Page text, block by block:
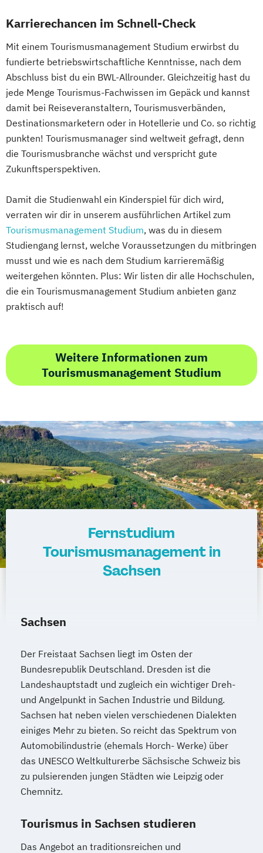
Karrierechancen im Schnell-Check
Mit einem Tourismusmanagement Studium erwirbst du
fundierte betriebswirtschaftliche Kenntnisse, nach dem
Abschluss bist du ein BWL-Allrounder. Gleichzeitig hast du
jede Menge Tourismus-Fachwissen im Gepäck und kannst
damit bei Reiseveranstaltern, Tourismusverbänden,
Destinationsmarketern oder in Hotellerie und Co. so richtig
punkten! Tourismusmanager sind weltweit gefragt, denn
die Tourismusbranche wächst und verspricht gute
Zukunftsperspektiven.
Damit die Studienwahl ein Kinderspiel für dich wird,
verraten wir dir in unserem ausführlichen Artikel zum
Tourismusmanagement Studium, was du in diesem
Studiengang lernst, welche Voraussetzungen du mitbringen
musst und wie es nach dem Studium karrieremäßig
weitergehen könnten. Plus: Wir listen dir alle Hochschulen,
die ein Tourismusmanagement Studium anbieten ganz
praktisch auf!
Weitere Informationen zum
Tourismusmanagement Studium
Fernstudium
Tourismusmanagement in
Sachsen
Sachsen
Der Freistaat Sachsen liegt im Osten der
Bundesrepublik Deutschland. Dresden ist die
Landeshauptstadt und zugleich ein wichtiger Dreh-
und Angelpunkt in Sachen Industrie und Bildung.
Sachsen hat neben vielen verschiedenen Dialekten
einiges Mehr zu bieten. So reicht das Spektrum von
Automobilindustrie (ehemals Horch- Werke) über
das UNESCO Weltkulturerbe Sächsische Schweiz bis
zu pulsierenden jungen Städten wie Leipzig oder
Chemnitz.
Tourismus in Sachsen studieren
Das Angebot an traditionsreichen und